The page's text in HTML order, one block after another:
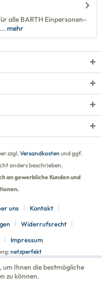
alle BARTH Einpersonen-
mehr
zzgl.Versandkosten und ggf.
anders beschrieben.
an gewerbliche Kunden und
uns
Kontakt
Widerrufsrecht
Impressum
netzperfekt
um Ihnen die bestmögliche
zu können.